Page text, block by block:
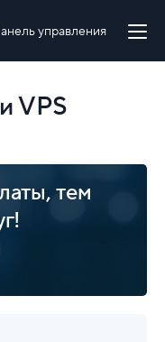
управления
VPS
тем